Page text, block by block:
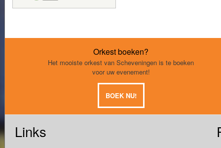
Orkest boeken?
Het mooiste orkest van Scheveningen is te boeken
voor uw evenement!
BOEK NU!
Links